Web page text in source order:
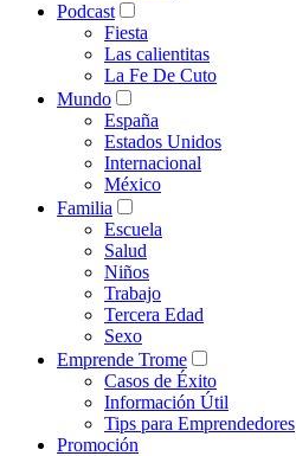
Podcast
Fiesta
Las calientitas
La Fe De Cuto
Mundo
España
Estados Unidos
Internacional
México
Familia
Escuela
Salud
Niños
Trabajo
Tercera Edad
Sexo
Emprende Trome
Casos de Éxito
Información Útil
Tips para Emprendedores
Promoción